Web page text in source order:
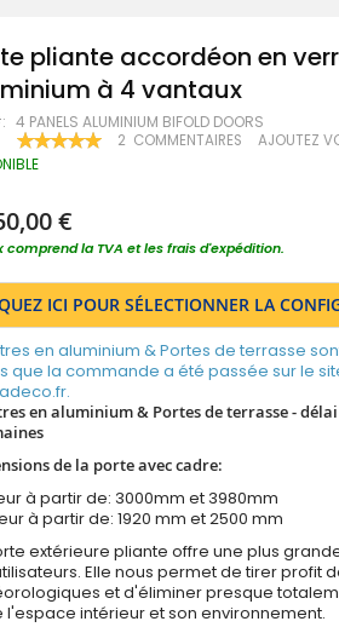
pliante accordéon en
à 4 vantaux
4 PANELS ALUMINIUM BIFOLD DOORS
RATING:
100
% OF
2 COMMENTAIRES AJOUTEZ
€
comprend la TVA et les frais d'expédition.
ICI POUR SÉLECTIONNER LA
en aluminium & Portes de terrasse
que la commande a été passée sur le
en aluminium & Portes de terrasse -
de la porte avec cadre:
à partir de: 3000mm et 3980mm
à partir de: 1920 mm et 2500 mm
extérieure pliante offre une plus
Elle nous permet de tirer profit
et d'éliminer presque
l'espace intérieur et son environnement.